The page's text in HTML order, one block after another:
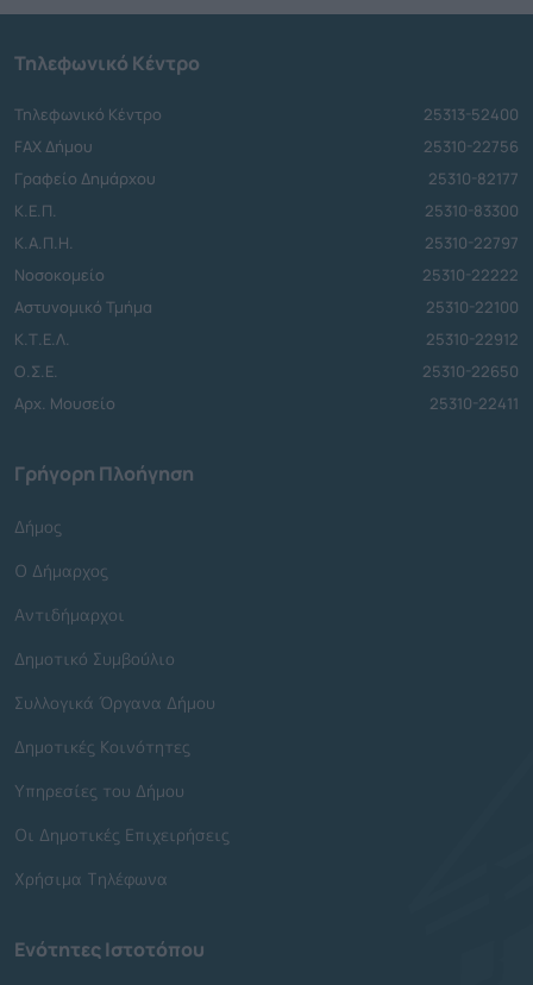
Τηλεφωνικό Κέντρο
Τηλεφωνικό Κέντρο
25313-52400
FAX Δήμου
25310-22756
Γραφείο Δημάρχου
25310-82177
Κ.Ε.Π.
25310-83300
Κ.Α.Π.Η.
25310-22797
Νοσοκομείο
25310-22222
Αστυνομικό Τμήμα
25310-22100
Κ.Τ.Ε.Λ.
25310-22912
Ο.Σ.Ε.
25310-22650
Αρχ. Μουσείο
25310-22411
Γρήγορη Πλοήγηση
Δήμος
Ο Δήμαρχος
Αντιδήμαρχοι
Δημοτικό Συμβούλιο
Συλλογικά Όργανα Δήμου
Δημοτικές Κοινότητες
Υπηρεσίες του Δήμου
Οι Δημοτικές Επιχειρήσεις
Χρήσιμα Τηλέφωνα
Ενότητες Ιστοτόπου